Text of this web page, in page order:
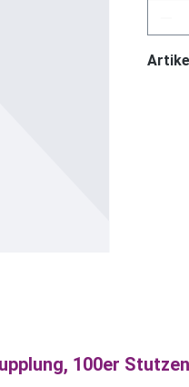
100er